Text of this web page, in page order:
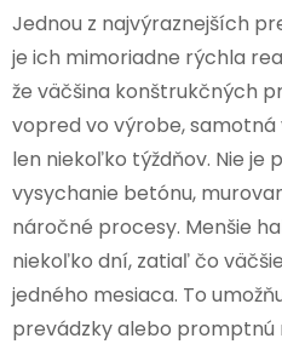
Jednou z najvýraznejších
je ich mimoriadne rýchla
že väčšina konštrukčných
vopred vo výrobe,
len niekoľko týždňov. Nie je
vysychanie betónu,
náročné procesy. Menšie
niekoľko dní, zatiaľ čo
jedného mesiaca. To
prevádzky alebo promptnú